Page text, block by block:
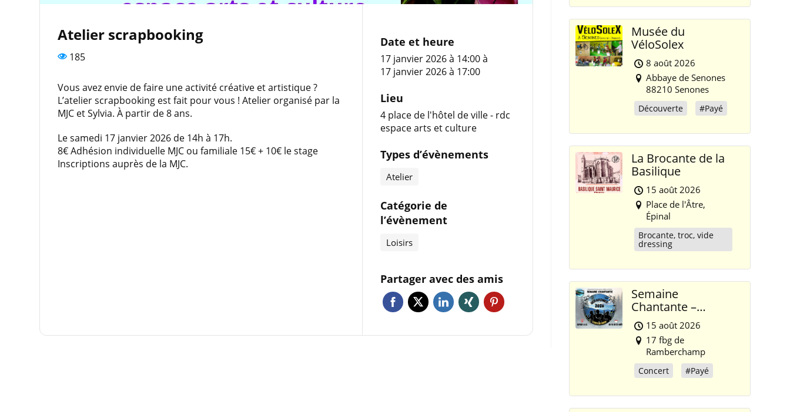
Atelier scrapbooking
185
Vous avez envie de faire une activité créative et artistique ?
L’atelier scrapbooking est fait pour vous ! Atelier organisé par la
MJC et Sylvia. À partir de 8 ans.
Le samedi 17 janvier 2026 de 14h à 17h.
8€ Adhésion individuelle MJC ou familiale 15€ + 10€ le stage
Inscriptions auprès de la MJC.
Date et heure
17 janvier 2026 à 14:00à
17 janvier 2026 à 17:00
Lieu
4 place de l'hôtel de ville - rdc
espace arts et culture
Types d’évènements
Atelier
Catégorie de
l’évènement
Loisirs
Partager avec des amis
Musée du
VéloSolex
8 août 2026
Abbaye de Senones
88210 Senones
Découverte #Payé
La Brocante de la
Basilique
15 août 2026
Place de l'Âtre,
Épinal
Brocante, troc, vide
dressing
Semaine
Chantante –
Gérardmer 2026
15 août 2026
17 fbg de
Ramberchamp
Concert #Payé